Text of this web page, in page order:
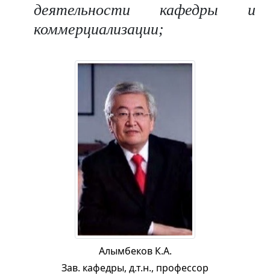
деятельности кафедры и
коммерциализации;
Алымбеков К.А.
Зав. кафедры, д.т.н., профессор